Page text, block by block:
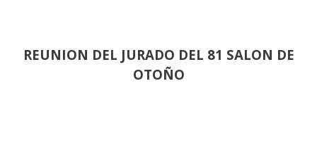
REUNION DEL JURADO DEL 81 SALON DE
OTOÑO